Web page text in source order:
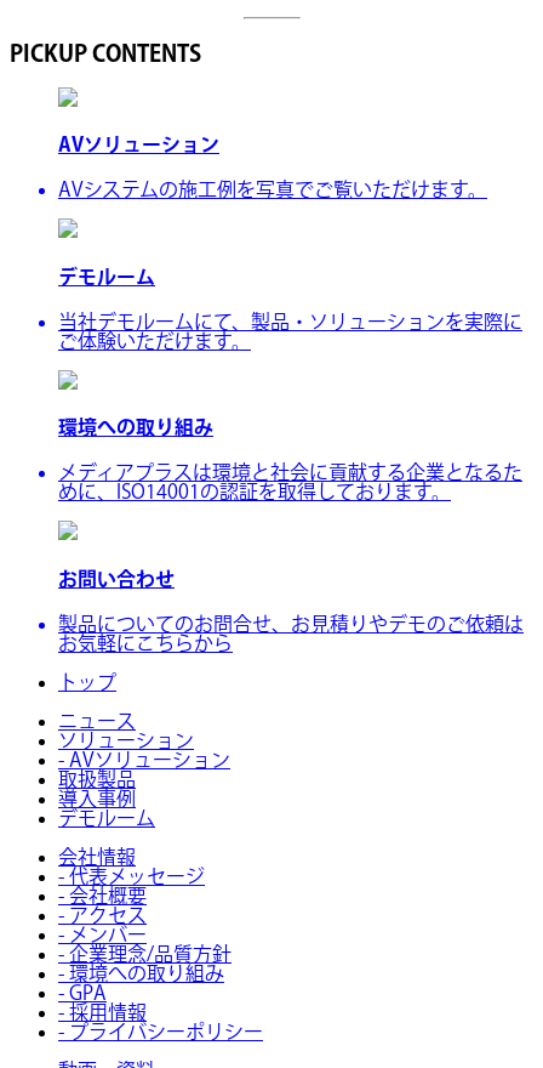
PICKUP CONTENTS
AVソリューション
AVシステムの施工例を写真でご覧いただけます。
デモルーム
当社デモルームにて、製品・ソリューションを実際に
ご体験いただけます。
環境への取り組み
メディアプラスは環境と社会に貢献する企業となるた
めに、ISO14001の認証を取得しております。
お問い合わせ
製品についてのお問合せ、お見積りやデモのご依頼は
お気軽にこちらから
トップ
ニュース
ソリューション
- AVソリューション
取扱製品
導入事例
デモルーム
会社情報
- 代表メッセージ
- 会社概要
- アクセス
- メンバー
- 企業理念/品質方針
- 環境への取り組み
- GPA
- 採用情報
- プライバシーポリシー